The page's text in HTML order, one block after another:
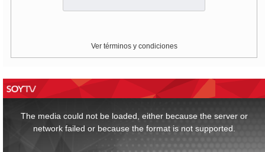
Ver términos y condiciones
The media could not be loaded, either because the server or
network failed or because the format is not supported.